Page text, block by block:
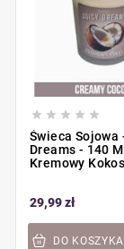
    
Świeca Sojowa
Dreams - 140
Kremowy Kokos
29,99 zł
DO KOSZYKA